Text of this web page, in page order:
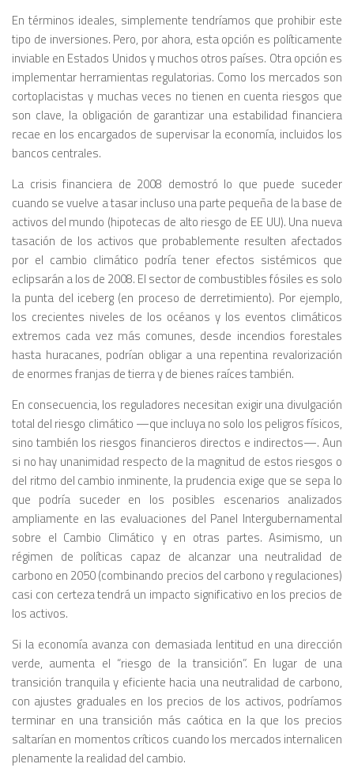
En términos ideales, simplemente tendríamos que prohibir este
tipo de inversiones. Pero, por ahora, esta opción es políticamente
inviable en Estados Unidos y muchos otros países. Otra opción es
implementar herramientas regulatorias. Como los mercados son
cortoplacistas y muchas veces no tienen en cuenta riesgos que
son clave, la obligación de garantizar una estabilidad financiera
recae en los encargados de supervisar la economía, incluidos los
bancos centrales.
La crisis financiera de 2008 demostró lo que puede suceder
cuando se vuelve a tasar incluso una parte pequeña de la base de
activos del mundo (hipotecas de alto riesgo de EE UU). Una nueva
tasación de los activos que probablemente resulten afectados
por el cambio climático podría tener efectos sistémicos que
eclipsarán a los de 2008. El sector de combustibles fósiles es solo
la punta del iceberg (en proceso de derretimiento). Por ejemplo,
los crecientes niveles de los océanos y los eventos climáticos
extremos cada vez más comunes, desde incendios forestales
hasta huracanes, podrían obligar a una repentina revalorización
de enormes franjas de tierra y de bienes raíces también.
En consecuencia, los reguladores necesitan exigir una divulgación
total del riesgo climático —que incluya no solo los peligros físicos,
sino también los riesgos financieros directos e indirectos—. Aun
si no hay unanimidad respecto de la magnitud de estos riesgos o
del ritmo del cambio inminente, la prudencia exige que se sepa lo
que podría suceder en los posibles escenarios analizados
ampliamente en las evaluaciones del Panel Intergubernamental
sobre el Cambio Climático y en otras partes. Asimismo, un
régimen de políticas capaz de alcanzar una neutralidad de
carbono en 2050 (combinando precios del carbono y regulaciones)
casi con certeza tendrá un impacto significativo en los precios de
los activos.
Si la economía avanza con demasiada lentitud en una dirección
verde, aumenta el “riesgo de la transición”. En lugar de una
transición tranquila y eficiente hacia una neutralidad de carbono,
con ajustes graduales en los precios de los activos, podríamos
terminar en una transición más caótica en la que los precios
saltarían en momentos críticos cuando los mercados internalicen
plenamente la realidad del cambio.